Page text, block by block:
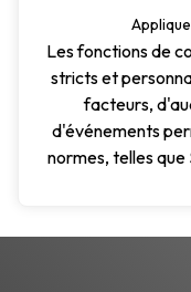
Les fonctions de
stricts et
facteurs,
d'événements
normes, telles que